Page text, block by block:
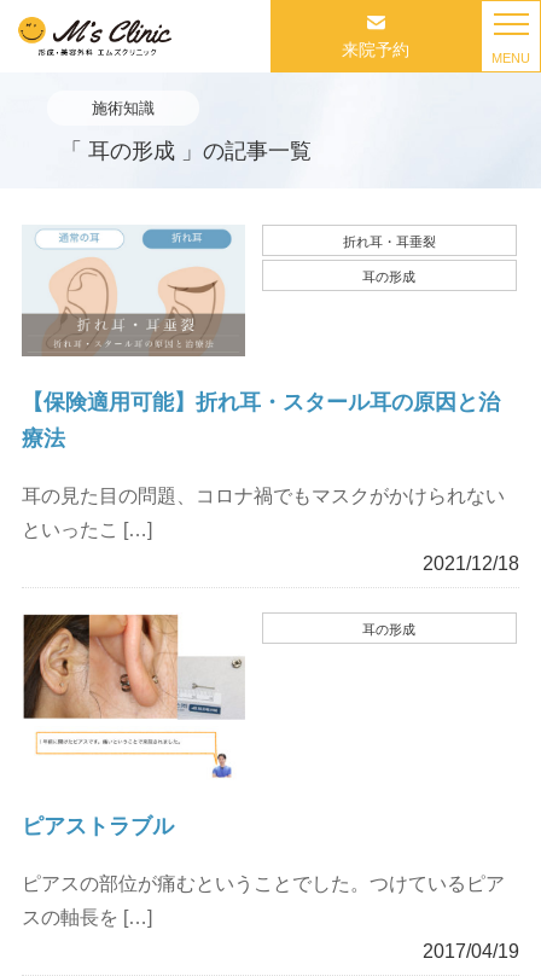
来院予約 MENU
施術知識
「 耳の形成 」の記事一覧
折れ耳・耳垂裂
耳の形成
【保険適用可能】折れ耳・スタール耳の原因と治
療法
耳の見た目の問題、コロナ禍でもマスクがかけられない
といったこ […]
2021/12/18
耳の形成
ピアストラブル
ピアスの部位が痛むということでした。つけているピア
スの軸長を […]
2017/04/19